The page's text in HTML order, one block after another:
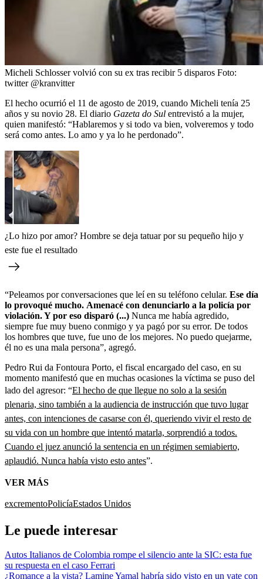
Micheli Schlosser volvió con su ex tras recibir 5 disparos Foto:
twitter @kranvitter
El hecho ocurrió el 11 de agosto de 2019, cuando Micheli tenía 25
años y su novio 28. El diario Gazeta do Sul entrevistó a la mujer,
quien manifestó: “Hablaremos y si todo va bien, volveremos y todo
será como antes. Lo amo y ya lo he perdonado”.
¿Lo hizo por amor? Hombre se deja tatuar por su pequeño hijo y
este fue el resultado
“Peleamos por conversaciones que leí en su teléfono celular. Ese día
lo provoqué mucho. Amenacé con denunciarlo a la policía por
violación. Y por eso disparó (...) Nunca me había agredido,
siempre fue muy bueno conmigo y ya pagó por su error. De todos
los hombres que tuve, fue uno de los mejores. No puedo quejarme,
él no es una mala persona”, agregó.
Pedro Rui da Fontoura Porto, el fiscal encargado del caso, en su
momento manifestó que en muchas ocasiones la víctima se puso del
lado del agresor: “El hecho de que llegue no solo a la sesión
plenaria, sino también a la audiencia de instrucción que tuvo lugar
antes, con intenciones de casarse con él, queriendo vivir el resto de
su vida con un hombre que intentó matarla, sorprendió a todos.
Cuando el juez anunció la sentencia en un régimen semiabierto,
aplaudió. Nunca había visto esto antes”.
VER MÁS
excrementoPolicíaEstados Unidos
Le puede interesar
Autos Italianos de Colombia rompe el silencio ante la SIC: esta fue
su respuesta en el caso Ferrari
¿Romance a la vista? Lamine Yamal habría sido visto en un yate con